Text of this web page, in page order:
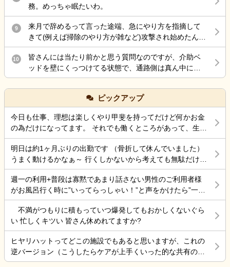
したいです。 ・このような事故が起きた場合、一般的
にはどのような対応や補償が行われることが多いので
しょうか。 ・施設側が加入している保険で対応するケ
がよいことや、今後の進め方についてアドバイスがあ
れば教えていただきたいです。 施設を責めたいという
気持ちではなく、今後の対応について知識を得たいと
思い投稿しました。 同様の事例やご経験がありました
ら、差し支えない範囲で教えていただけると幸いで
す。 よろしくお願いいたします。
れた 仕方ないじゃん 事故したら…打ちどころ悪かった
出たら、クラクラし汗が尋常じゃなく出てくるので 接
骨院に戻って休すませてもらいました。 隠れ熱中症か
ら来た腰痛と分かり、水や経口水を飲ませてもらい要
約落ちたのはいいのですが、母親を一人で留守番させ
を一時的に入院させる事となりました。 母親は、病院
が大嫌いなので、今日病院に電話をしたら 案の定、興
との事でした。 夕食も食べなかったみたいです。 自分
の腰の状態は、それなりに動けるようになったのです
が、頭が熱中症でボワッとする感じなので、怖くて 会
いにいけない状態です。 ケアーマネージャーさんその
状況を相談したら、絶対に 包括ケアーに入れた方がい
いと怒られました。 以前、入れていたのですが、興奮
するので、それを抑える薬を飲んだ表情が忘れられな
いので、入れていいのか 判断に迷っている状況です。
その煮え切らない自分にケアーマネージャーさんは怒
っている事は分かっています。 毎日、散歩と昼食は寿
司屋のランチ 風呂に入れ身体と頭を洗ってあげ、朝昼
晩食事を作り 夜中は、トイレに行く度に麦茶を飲んで
もらう毎日 約5年やって来ましたが限界を感じていると
ころです。 朝昼晩の食事中に加山雄三DVDを必ず観て
喜ぶ姿を 観るとどうしても決断出来ない自分がいま
す。 異常かな⁈
務。めっちゃ眠たいわ。
9
来月で辞めるって言った途端、急にやり方を指摘して
きて(例えば掃除のやり方が雑など)攻撃され始めたんだ
けど最後の嫌がらせ？
10
皆さんには当たり前かと思う質問なのですが、介助ベ
ッドを壁にくっつけてる状態で、通路側は真ん中にベ
ッド柵を差し込むのは拘束扱いだって言われたのです
が、皆さんどう思いますか？ ちなみに自分は真ん中に
柵を入れても足を下ろして出れるスペースは十分にあ
者でそう習った事もあり、それが普通かと思うのです
が…今働いてる施設の拘束委員会でそう言われてるみ
ピックアップ
今日も仕事、理想は楽しくやり甲斐を持ってだけど何かお金
の為だけになってます。 それでも働くところがあって、生き
ていけているのでましなのでしょうね。 一番辛いのは、お金
がなく職探ししている時だったので今日も頑張ろうと思う。
それにしても古株は、好き勝手だから楽しそうです。私も古
株の時は、そんなに仕事行くのが辛くなく毎日そこそこ楽し
くやっていました。 転職は後悔はしていませんが、誰もが上
手くいかないのは確かですね。 そんなつぶやきです、では仕
明日は約1ヶ月ぶりの出勤です （骨折して休んでいました）
うまく動けるかなぁ～ 行くしかないから考えても無駄だけど
不安！
週一の利用+普段は寡黙であまり話さない男性のご利用者様
がお風呂行く時に”いってらっしゃい！”と声をかけたら”一緒
に行く？！？”と返してくれた。 そういう想像を上回るよう
なことがあるからこの仕事って楽しいんだよな。 まだ入って
4ヶ月弱しか経ってないけど。
不満がつもりに積もっていつ爆発してもおかしくないぐら
い 忙しくキツい 皆さん休めれてますか?
ヒヤリハットってどこの施設でもあると思いますが、これの
逆バージョン（こうしたらケアが上手くいった的な共有の書
式）ってないですよね。あったらいいケアを共有できると思